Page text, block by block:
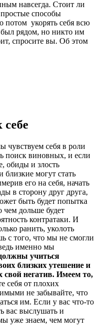
навсегда. Стоит ли
простые способы
потом укорять себя всю
был рядом, но никто им
спросите вы. Об этом
чувствуем себя в роли
поиск виновных, и если
обиды и злость
могут стать
его на себя, начать
в сторону друг друга,
быть будет попытка
чем дольше будет
контратаки. И
ранить, уколоть
с того, что мы не смогли
именно мы
учиться
близких утешение и
свой негатив. Имеем то,
себя от плохих
не забывайте, что
им. Если у вас что-то
вас выслушать и
уже знаем, чем могут